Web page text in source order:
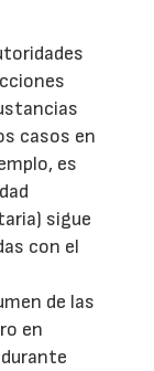
casos en
es
sigue
con el
de las
en